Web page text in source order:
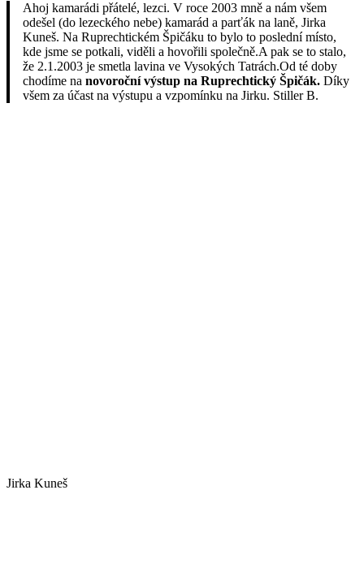
Ahoj kamarádi přátelé, lezci. V roce 2003 mně a nám všem
odešel (do lezeckého nebe) kamarád a parťák na laně, Jirka
Kuneš. Na Ruprechtickém Špičáku to bylo to poslední místo,
kde jsme se potkali, viděli a hovořili společně.A pak se to stalo,
že 2.1.2003 je smetla lavina ve Vysokých Tatrách.Od té doby
chodíme na novoroční výstup na Ruprechtický Špičák. Díky
všem za účast na výstupu a vzpomínku na Jirku. Stiller B.
Jirka Kuneš